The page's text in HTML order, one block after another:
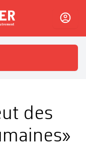
L'essentiel, autrement
des